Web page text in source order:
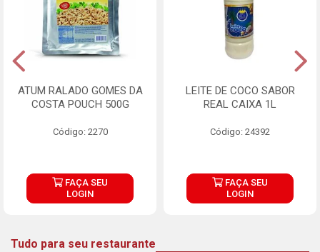
ATUM RALADO GOMES DA
COSTA POUCH 500G
Código: 2270
FAÇA SEU
LOGIN
LEITE DE COCO SABOR
REAL CAIXA 1L
Código: 24392
FAÇA SEU
LOGIN
Tudo para seu restaurante